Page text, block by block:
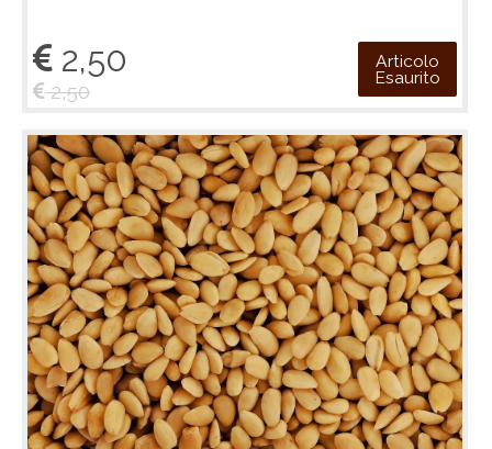
2,50
2,50
Articolo
Esaurito